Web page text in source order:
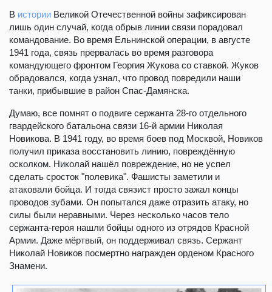
В истории Великой Отечественной войны зафиксирован
лишь один случай, когда обрыв линии связи порадовал
командование. Во время Ельнинской операции, в августе
1941 года, связь прервалась во время разговора
командующего фронтом Георгия Жукова со ставкой. Жуков
обрадовался, когда узнал, что провод повредили наши
танки, прибывшие в район Спас-Дамянска.
Думаю, все помнят о подвиге сержанта 28-го отдельного
гвардейского батальона связи 16-й армии Николая
Новикова. В 1941 году, во время боев под Москвой, Новиков
получил приказа восстановить линию, повреждённую
осколком. Николай нашёл повреждение, но не успел
сделать сросток "полевика". Фашисты заметили и
атаковали бойца. И тогда связист просто зажал концы
проводов зубами. Он попытался даже отразить атаку, но
силы были неравными. Через несколько часов тело
сержанта-героя нашли бойцы одного из отрядов Красной
Армии. Даже мёртвый, он поддерживал связь. Сержант
Николай Новиков посмертно награжден орденом Красного
Знамени.